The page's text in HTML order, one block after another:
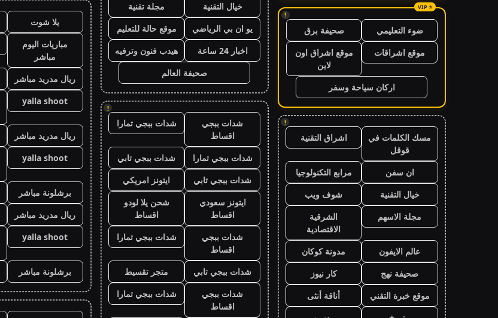
!
ضوء التعليمي
صحيفة برق
موقع اشراقات
موقع اشراق اون
لاين
اركان سياحة وسفر
!
مسك الكلمات في
قوقل
اشراق التقنية
ان سفن
مرابع التكنولوجيا
خيال التقنية
شوف ويب
مجلة الاسهم
الشرقية
الاقتصادية
عالم الايفون
مدونة كوكان
صحيفة نهج
كار نيوز
موقع خبرة التقني
أناقة أنثى
خيال التقنية
مجلة تقنية
يو ان بي الرياضي
موقع حالة للتعليم
اخبار 24 ساعة
هيدب فنون وترفيه
صحيفة العالم
!
شدات ببجي
اقساط
شدات ببجي تمارا
شدات ببجي تمارا
شدات ببجي تابي
شدات ببجي تابي
ايتونز امريكي
ايتونز سعودي
اقساط
شحن يلا لودو
اقساط
شدات ببجي
اقساط
شدات ببجي تمارا
شدات ببجي تابي
متجر تقسيط
شدات ببجي
اقساط
شدات ببجي تمارا
يلا شوت
مباريات اليوم
مباشر
ريال مدريد مباشر
yalla shoot
ريال مدريد مباشر
yalla shoot
برشلونة مباشر
ريال مدريد مباشر
yalla shoot
برشلونة مباشر